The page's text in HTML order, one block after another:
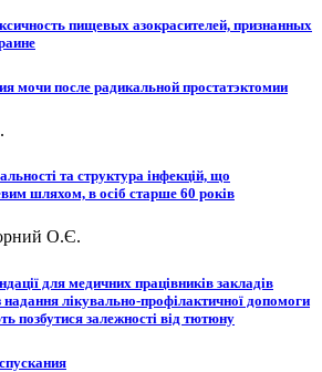
пищевых азокрасителей, признанных
мочи после радикальной простатэктомии
та структура інфекцій, що
шляхом, в осіб старше 60 років
О.Є.
для медичних працівників закладів
надання лікувально-профілактичної допомоги
позбутися залежності від тютюну